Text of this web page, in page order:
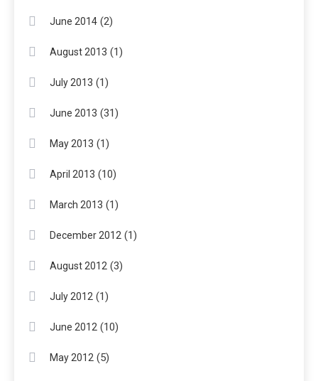
June 2014 (2)
August 2013 (1)
July 2013 (1)
June 2013 (31)
May 2013 (1)
April 2013 (10)
March 2013 (1)
December 2012 (1)
August 2012 (3)
July 2012 (1)
June 2012 (10)
May 2012 (5)